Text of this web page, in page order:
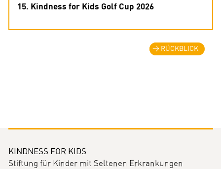
15. Kindness for Kids Golf Cup 2026
RÜCKBLICK
KINDNESS FOR KIDS
Stiftung für Kinder mit Seltenen Erkrankungen